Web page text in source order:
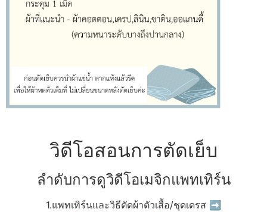
วิดีโอสอนการตัดเย็บ
ลำดับการดูวิดีโอเมจิกแพทเทิร์น
1.แพทเทิร์นและวิธีตัดผ้าตัวเสื้อ/ชุดเดรส ➡